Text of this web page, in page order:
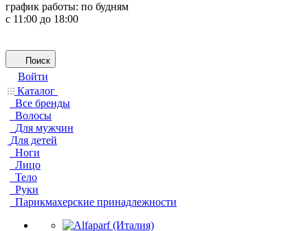
график работы: по будням
с 11:00 до 18:00
Поиск
Войти
Каталог
Все бренды
Волосы
Для мужчин
Для детей
Ноги
Лицо
Тело
Руки
Парикмахерские принадлежности